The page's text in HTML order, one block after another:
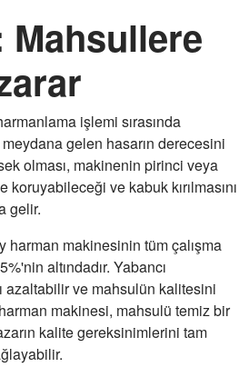
Mahsullere
işlemi sırasında
gelen hasarın derecesini
olması, makinenin pirinci veya
ve kabuk kırılmasını
gelir.
harman makinesinin tüm çalışma
altındadır. Yabancı
azaltabilir ve mahsulün kalitesini
makinesi, mahsulü temiz bir
kalite gereksinimlerini tam